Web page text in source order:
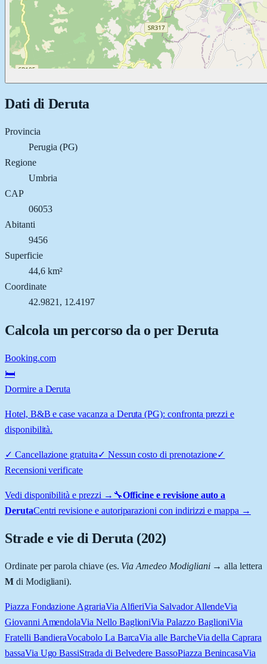
Dati di Deruta
Provincia
Perugia (PG)
Regione
Umbria
CAP
06053
Abitanti
9456
Superficie
44,6 km²
Coordinate
42.9821, 12.4197
Calcola un percorso da o perDeruta
Booking.com
🛏️
Dormire a Deruta
Hotel, B&B e case vacanza a Deruta (PG): confronta prezzi e
disponibilità.
✓ Cancellazione gratuita✓ Nessun costo di prenotazione✓
Recensioni verificate
Vedi disponibilità e prezzi → 🔧Officine e revisione auto a
DerutaCentri revisione e autoriparazioni con indirizzi e mappa →
Strade e vie diDeruta (202)
Ordinate per parola chiave (es. Via Amedeo Modigliani→ alla lettera
Mdi Modigliani).
Piazza Fondazione AgrariaVia AlfieriVia Salvador AllendeVia
Giovanni AmendolaVia Nello BaglioniVia Palazzo BaglioniVia
Fratelli BandieraVocabolo La BarcaVia alle BarcheVia della Caprara
bassaVia Ugo BassiStrada di Belvedere BassoPiazza BenincasaVia